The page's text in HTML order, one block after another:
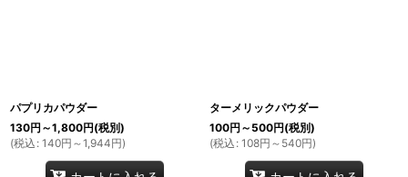
パプリカパウダー
130円 ～1,800円(税別)
(税込 : 140円 ～1,944円)
ターメリックパウダー
100円 ～500円(税別)
(税込 : 108円 ～540円)